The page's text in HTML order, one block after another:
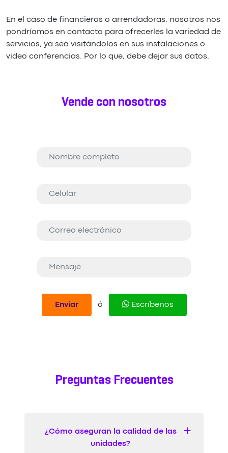
En el caso de financieras o arrendadoras, nosotros nos
pondríamos en contacto para ofrecerles la variedad de
servicios, ya sea visitándolos en sus instalaciones o
video conferencias. Por lo que, debe dejar sus datos.
Vende con nosotros
Enviar ó Escríbenos
Preguntas Frecuentes
¿Cómo aseguran la calidad de las
unidades?